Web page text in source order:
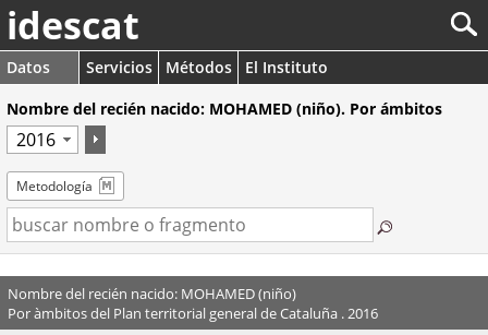
idescat
Datos Servicios Métodos
El Instituto
Nombre del recién nacido: MOHAMED (niño). Por ámbitos
Metodología
Nombre del recién nacido: MOHAMED (niño)
Por àmbitos del Plan territorial general de Cataluña . 2016